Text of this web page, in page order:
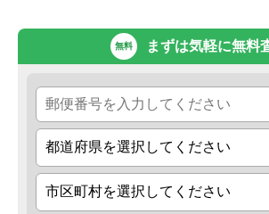
無料 まずは気軽に無料